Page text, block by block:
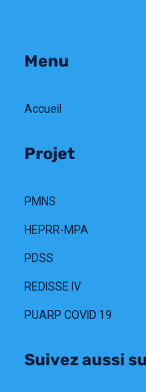
Menu
Accueil
Projet
PMNS
HEPRR-MPA
PDSS
REDISSE IV
PUARP COVID 19
Suivez aussi